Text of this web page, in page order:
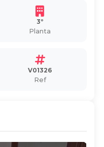
3º
Planta
V01326
Ref